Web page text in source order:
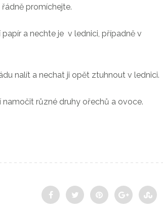
promíchejte.
a nechte je v lednici, případně v
nalít a nechat ji opět ztuhnout v lednici.
různé druhy ořechů a ovoce.